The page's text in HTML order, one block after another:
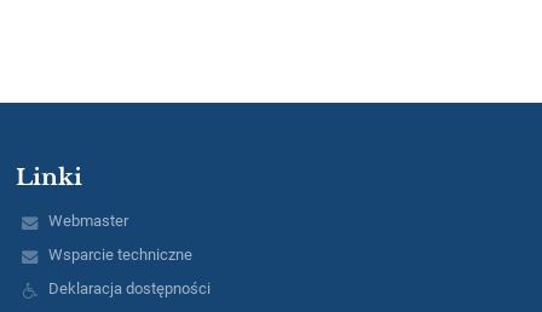
Linki
Webmaster
Wsparcie techniczne
Deklaracja dostępności